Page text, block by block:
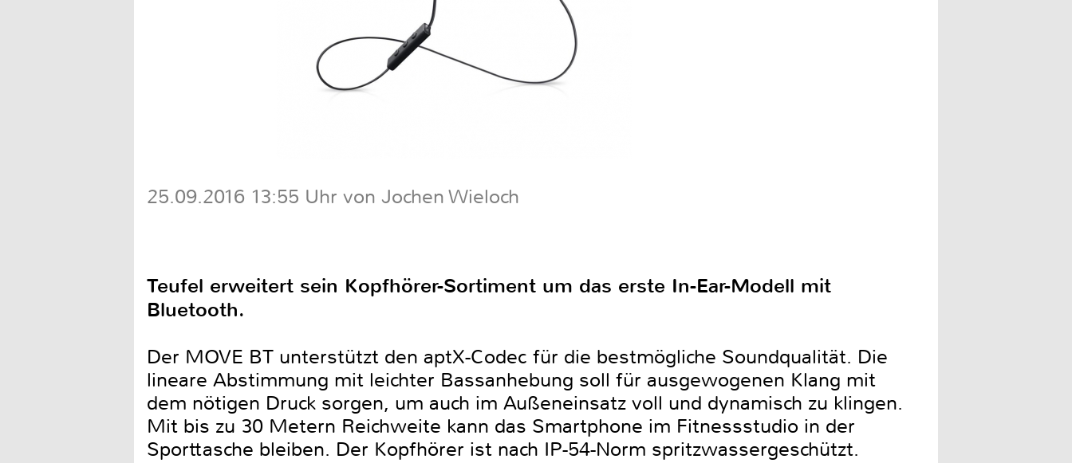
25.09.2016 13:55 Uhr von Jochen Wieloch
Teufel erweitert sein Kopfhörer-Sortiment um das erste In-Ear-Modell mit
Bluetooth.
Der MOVE BT unterstützt den aptX-Codec für die bestmögliche Soundqualität. Die
lineare Abstimmung mit leichter Bassanhebung soll für ausgewogenen Klang mit
dem nötigen Druck sorgen, um auch im Außeneinsatz voll und dynamisch zu klingen.
Mit bis zu 30 Metern Reichweite kann das Smartphone im Fitnessstudio in der
Sporttasche bleiben. Der Kopfhörer ist nach IP-54-Norm spritzwassergeschützt.